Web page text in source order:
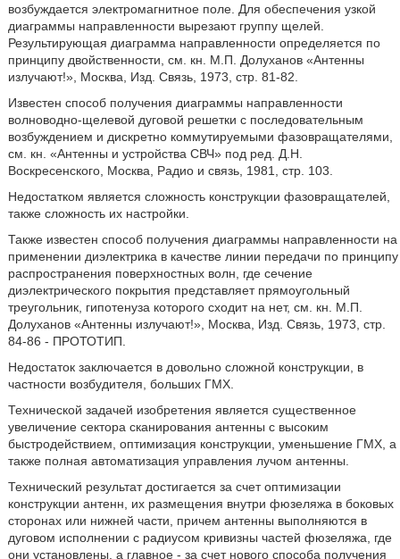
возбуждается электромагнитное поле. Для обеспечения узкой
диаграммы направленности вырезают группу щелей.
Результирующая диаграмма направленности определяется по
принципу двойственности, см. кн. М.П. Долуханов «Антенны
излучают!», Москва, Изд. Связь, 1973, стр. 81-82.
Известен способ получения диаграммы направленности
волноводно-щелевой дуговой решетки с последовательным
возбуждением и дискретно коммутируемыми фазовращателями,
см. кн. «Антенны и устройства СВЧ» под ред. Д.Н.
Воскресенского, Москва, Радио и связь, 1981, стр. 103.
Недостатком является сложность конструкции фазовращателей,
также сложность их настройки.
Также известен способ получения диаграммы направленности на
применении диэлектрика в качестве линии передачи по принципу
распространения поверхностных волн, где сечение
диэлектрического покрытия представляет прямоугольный
треугольник, гипотенуза которого сходит на нет, см. кн. М.П.
Долуханов «Антенны излучают!», Москва, Изд. Связь, 1973, стр.
84-86 - ПРОТОТИП.
Недостаток заключается в довольно сложной конструкции, в
частности возбудителя, больших ГМХ.
Технической задачей изобретения является существенное
увеличение сектора сканирования антенны с высоким
быстродействием, оптимизация конструкции, уменьшение ГМХ, а
также полная автоматизация управления лучом антенны.
Технический результат достигается за счет оптимизации
конструкции антенн, их размещения внутри фюзеляжа в боковых
сторонах или нижней части, причем антенны выполняются в
дуговом исполнении с радиусом кривизны частей фюзеляжа, где
они установлены, а главное - за счет нового способа получения